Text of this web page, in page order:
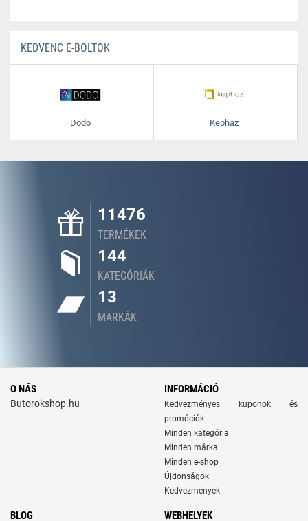
KEDVENC E-BOLTOK
Dodo Kephaz
11476
TERMÉKEK
144
KATEGÓRIÁK
13
MÁRKÁK
O NÁS
Butorokshop.hu
INFORMÁCIÓ
Kedvezményes kuponok és
promóciók
Minden kategória
Minden márka
Minden e-shop
Újdonságok
Kedvezmények
BLOG WEBHELYEK